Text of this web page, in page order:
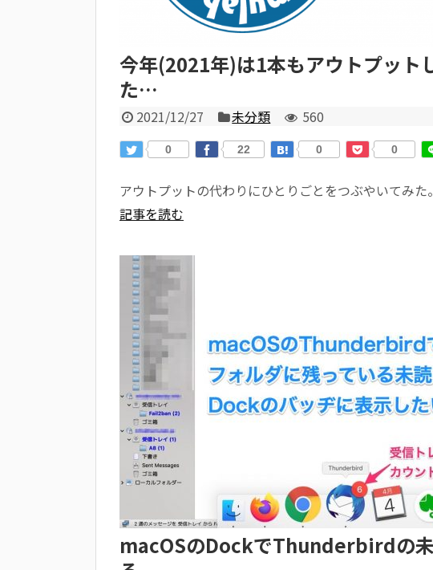
今年(2021年)は1本もアウトプット
た…
2021/12/27 未分類 560
0 22 0 0
アウトプットの代わりにひとりごとをつぶやいてみた。
記事を読む
macOSのDockでThunderbirdの